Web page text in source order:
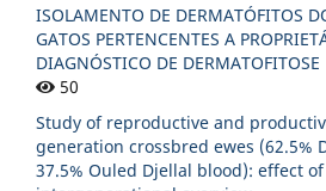
ISOLAMENTO DE DERMATÓFITOS
GATOS PERTENCENTES A
DIAGNÓSTICO DE DERMATOFITOSE
50
Study of reproductive and
generation crossbred ewes (62.5%
37.5% Ouled Djellal blood): effect